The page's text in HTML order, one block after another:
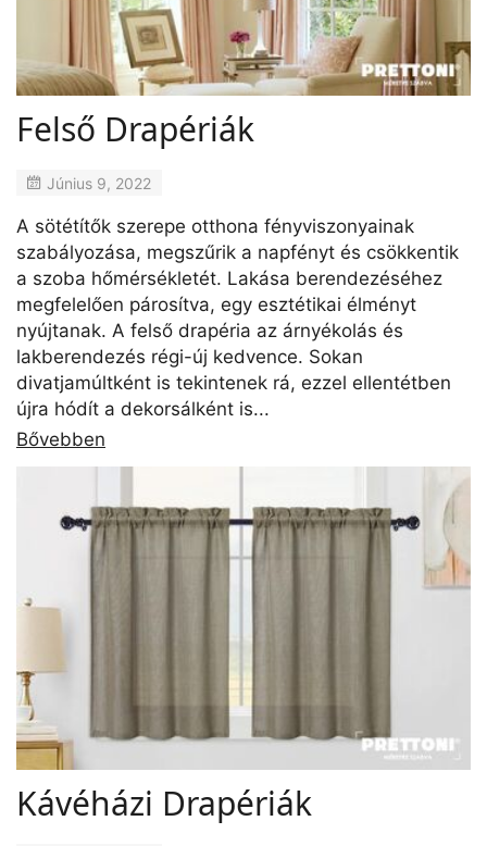
Felső Drapériák
Június 9, 2022
A sötétítők szerepe otthona fényviszonyainak
szabályozása, megszűrik a napfényt és csökkentik
a szoba hőmérsékletét. Lakása berendezéséhez
megfelelően párosítva, egy esztétikai élményt
nyújtanak. A felső drapéria az árnyékolás és
lakberendezés régi-új kedvence. Sokan
divatjamúltként is tekintenek rá, ezzel ellentétben
újra hódít a dekorsálként is...
Bővebben
Kávéházi Drapériák